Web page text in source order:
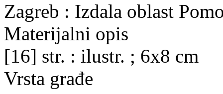
Zagreb : Izdala oblast
Materijalni opis
[16] str. : ilustr. ; 6x8 cm
Vrsta građe